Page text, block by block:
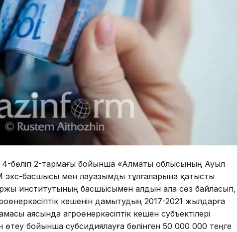
4-бөлігі 2-тармағы бойынша «Алматы облысының Ауыл
басшысы мен лауазымды тұлғаларына қатысты
институтының басшысымен алдын ала сөз байласып,
кешенін дамытудың 2017-2021 жылдарға
аясында агроөнеркәсіптік кешен субъектілері
өтеу бойынша субсидиялауға бөлінген 50 000 000 теңге